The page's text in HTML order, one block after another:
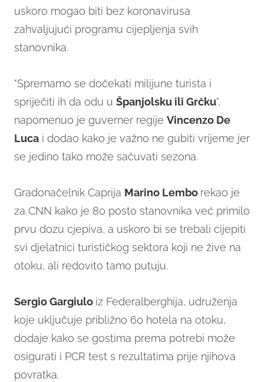
uskoro mogao biti bez koronavirusa
zahvaljujući programu cijepljenja svih
stanovnika.
"Spremamo se dočekati milijune turista i
spriječiti ih da odu u Španjolsku ili Grčku",
napomenuo je guverner regije Vincenzo De
Luca i dodao kako je važno ne gubiti vrijeme jer
se jedino tako može sačuvati sezona.
Gradonačelnik Caprija Marino Lembo rekao je
za CNN kako je 80 posto stanovnika već primilo
prvu dozu cjepiva, a uskoro bi se trebali cijepiti
svi djelatnici turističkog sektora koji ne žive na
otoku, ali redovito tamo putuju.
Sergio Gargiulo iz Federalberghija, udruženja
koje uključuje približno 60 hotela na otoku,
dodaje kako se gostima prema potrebi može
osigurati i PCR test s rezultatima prije njihova
povratka.